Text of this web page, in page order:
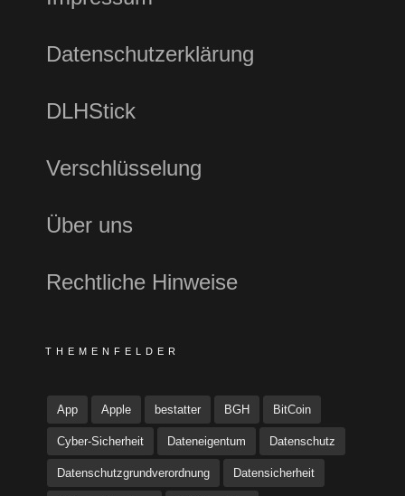
Datenschutzerklärung
DLHStick
Verschlüsselung
Über uns
Rechtliche Hinweise
THEMENFELDER
App Apple bestatter BGH BitCoin
Cyber-Sicherheit Dateneigentum Datenschutz
Datenschutzgrundverordnung Datensicherheit